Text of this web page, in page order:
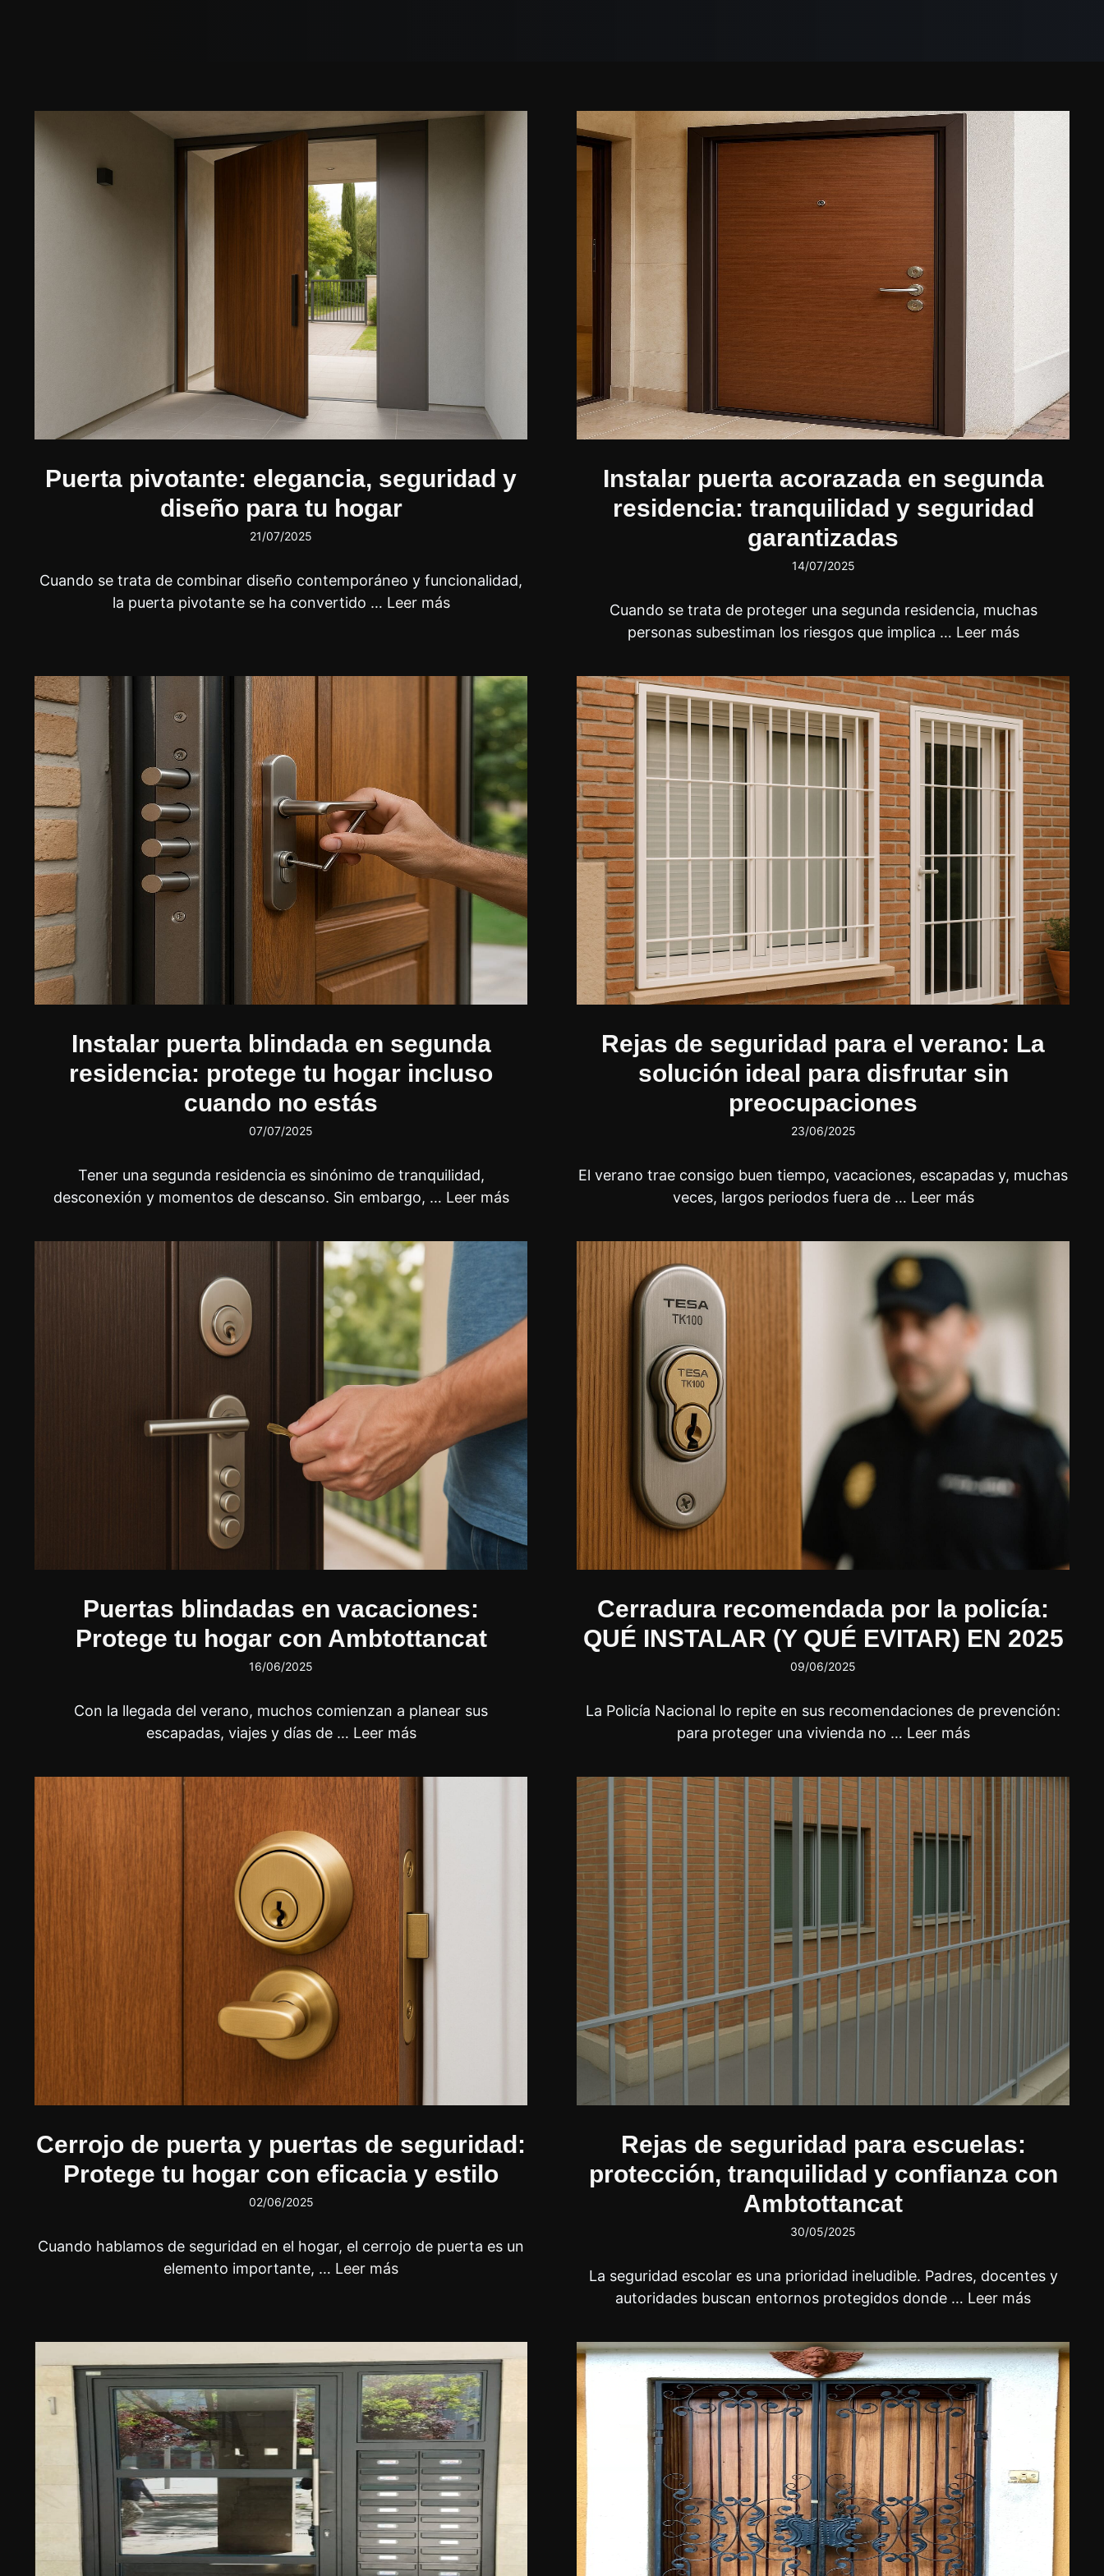
Puerta pivotante: elegancia, seguridad y
diseño para tu hogar
21/07/2025
Cuando se trata de combinar diseño contemporáneo y funcionalidad,
la puerta pivotante se ha convertido … Leer más
Instalar puerta acorazada en segunda
residencia: tranquilidad y seguridad
garantizadas
14/07/2025
Cuando se trata de proteger una segunda residencia, muchas
personas subestiman los riesgos que implica … Leer más
Instalar puerta blindada en segunda
residencia: protege tu hogar incluso
cuando no estás
07/07/2025
Tener una segunda residencia es sinónimo de tranquilidad,
desconexión y momentos de descanso. Sin embargo, … Leer más
Rejas de seguridad para el verano: La
solución ideal para disfrutar sin
preocupaciones
23/06/2025
El verano trae consigo buen tiempo, vacaciones, escapadas y, muchas
veces, largos periodos fuera de … Leer más
Puertas blindadas en vacaciones:
Protege tu hogar con Ambtottancat
16/06/2025
Con la llegada del verano, muchos comienzan a planear sus
escapadas, viajes y días de … Leer más
Cerradura recomendada por la policía:
QUÉ INSTALAR (Y QUÉ EVITAR) EN 2025
09/06/2025
La Policía Nacional lo repite en sus recomendaciones de prevención:
para proteger una vivienda no … Leer más
Cerrojo de puerta y puertas de seguridad:
Protege tu hogar con eficacia y estilo
02/06/2025
Cuando hablamos de seguridad en el hogar, el cerrojo de puerta es un
elemento importante, … Leer más
Rejas de seguridad para escuelas:
protección, tranquilidad y confianza con
Ambtottancat
30/05/2025
La seguridad escolar es una prioridad ineludible. Padres, docentes y
autoridades buscan entornos protegidos donde … Leer más